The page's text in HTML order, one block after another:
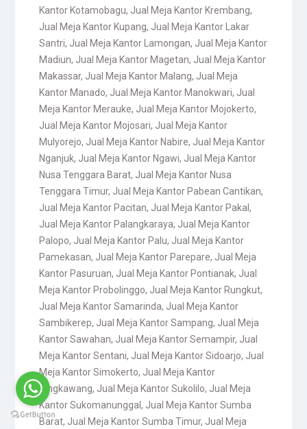
Kantor Kotamobagu, Jual Meja Kantor Krembang,
Jual Meja Kantor Kupang, Jual Meja Kantor Lakar
Santri, Jual Meja Kantor Lamongan, Jual Meja Kantor
Madiun, Jual Meja Kantor Magetan, Jual Meja Kantor
Makassar, Jual Meja Kantor Malang, Jual Meja
Kantor Manado, Jual Meja Kantor Manokwari, Jual
Meja Kantor Merauke, Jual Meja Kantor Mojokerto,
Jual Meja Kantor Mojosari, Jual Meja Kantor
Mulyorejo, Jual Meja Kantor Nabire, Jual Meja Kantor
Nganjuk, Jual Meja Kantor Ngawi, Jual Meja Kantor
Nusa Tenggara Barat, Jual Meja Kantor Nusa
Tenggara Timur, Jual Meja Kantor Pabean Cantikan,
Jual Meja Kantor Pacitan, Jual Meja Kantor Pakal ,
Jual Meja Kantor Palangkaraya, Jual Meja Kantor
Palopo, Jual Meja Kantor Palu, Jual Meja Kantor
Pamekasan, Jual Meja Kantor Parepare, Jual Meja
Kantor Pasuruan, Jual Meja Kantor Pontianak, Jual
Meja Kantor Probolinggo, Jual Meja Kantor Rungkut,
Jual Meja Kantor Samarinda, Jual Meja Kantor
Sambikerep, Jual Meja Kantor Sampang, Jual Meja
Kantor Sawahan, Jual Meja Kantor Semampir, Jual
Meja Kantor Sentani, Jual Meja Kantor Sidoarjo, Jual
Meja Kantor Simokerto, Jual Meja Kantor
Singkawang, Jual Meja Kantor Sukolilo, Jual Meja
Kantor Sukomanunggal , Jual Meja Kantor Sumba
Barat, Jual Meja Kantor Sumba Timur, Jual Meja